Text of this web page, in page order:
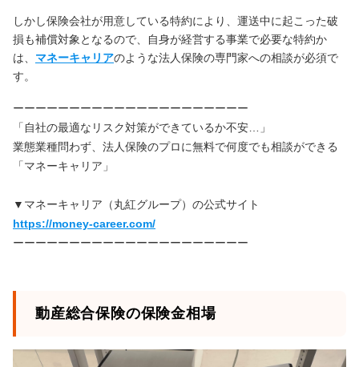
しかし保険会社が用意している特約により、運送中に起こった破
損も補償対象となるので、自身が経営する事業で必要な特約か
は、 マネーキャリアのような法人保険の専門家への相談が必須で
す。
ーーーーーーーーーーーーーーーーーーーーー
「自社の最適なリスク対策ができているか不安…」
業態業種問わず、法人保険のプロに無料で何度でも相談ができる
「マネーキャリア」
▼マネーキャリア（丸紅グループ）の公式サイト
https://money-career.com/
ーーーーーーーーーーーーーーーーーーーーー
動産総合保険の保険金相場